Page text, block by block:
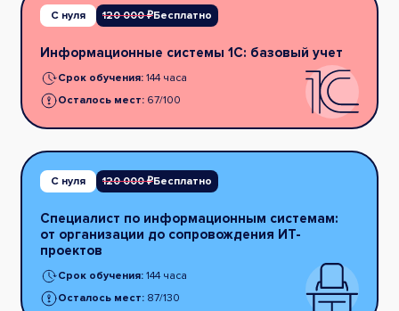
С нуля 120 000 ₽Бесплатно
Информационные системы 1С: базовый учет
Срок обучения: 144 часа
Осталось мест: 67/100
С нуля 120 000 ₽Бесплатно
Специалист по информационным системам:
от организации до сопровождения ИТ-
проектов
Срок обучения: 144 часа
Осталось мест: 87/130